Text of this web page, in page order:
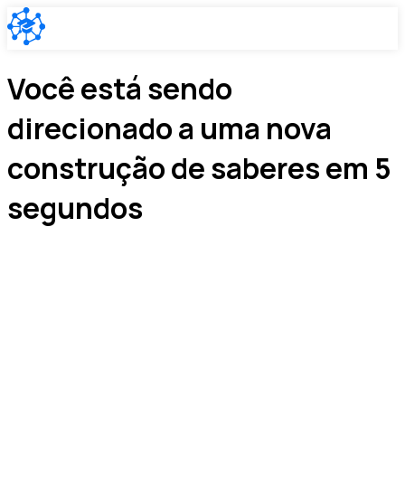
Você está sendo
direcionado a uma nova
construção de saberes em 5
segundos